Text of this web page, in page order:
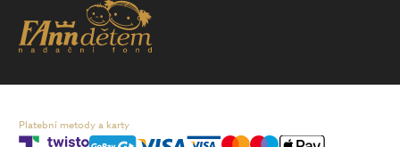
Platební metody a karty